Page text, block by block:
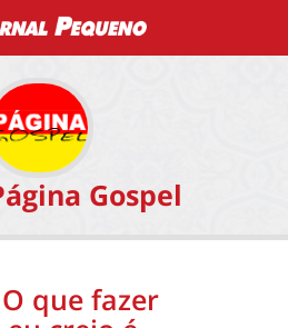
Gospel
que fazer